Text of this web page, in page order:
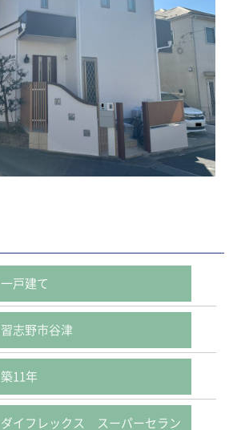
一戸建て
習志野市谷津
築11年
ダイフレックス スーパーセラン